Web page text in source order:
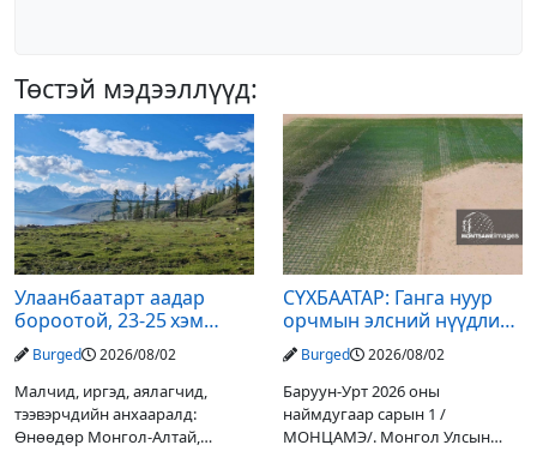
Төстэй мэдээллүүд:
Улаанбаатарт аадар
бороотой, 23-25 хэм
дулаан байна
Burged 2026/08/02
Малчид, иргэд, аялагчид,
тээвэрчдийн анхааралд:
Өнөөдөр Монгол-Алтай,
СҮХБААТАР: Ганга нуур
орчмын элсний нүүдлийг
зогсоох туршилтын ажил
үр дүнгээ өгч эхэлжээ
Burged 2026/08/02
Баруун-Урт 2026 оны
наймдугаар сарын 1 /
МОНЦАМЭ/. Монгол Улсын